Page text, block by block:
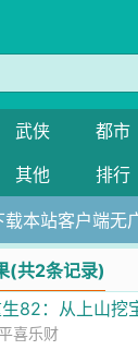
武侠 都市
其他 排行
本站客户端无
(共2条记录)
82：从上山挖
喜乐财